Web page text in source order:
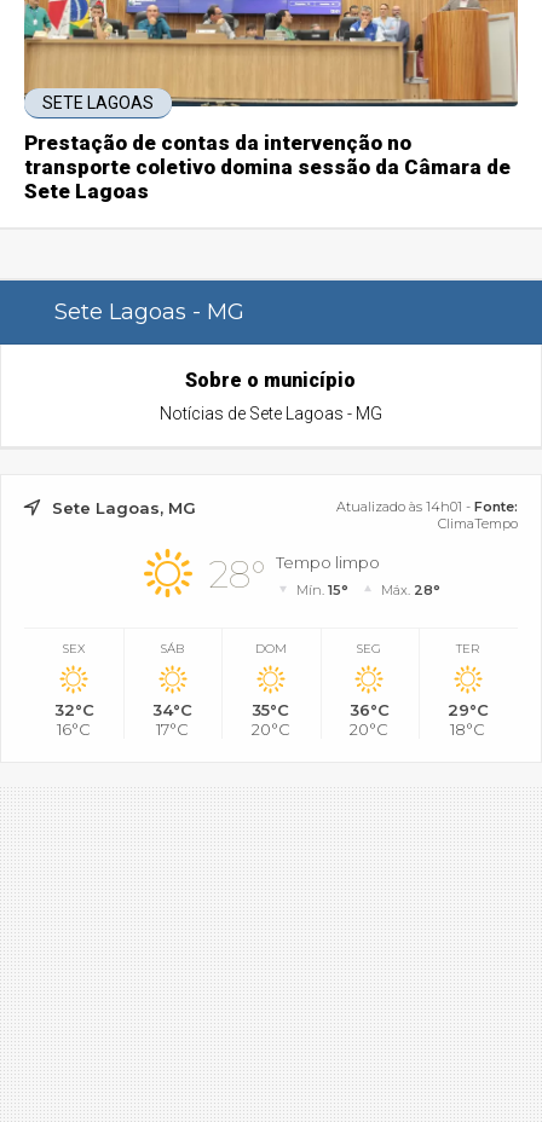
SETE LAGOAS
Prestação de contas da intervenção no
transporte coletivo domina sessão da Câmara de
Sete Lagoas
Sete Lagoas - MG
Sobre o município
Notícias de Sete Lagoas - MG
Sete Lagoas, MG Atualizado às 14h01 - Fonte:
ClimaTempo
28° Tempo limpo
Mín.15° Máx. 28°
SEX
32°C
16°C
SÁB
34°C
17°C
DOM
35°C
20°C
SEG
36°C
20°C
TER
29°C
18°C